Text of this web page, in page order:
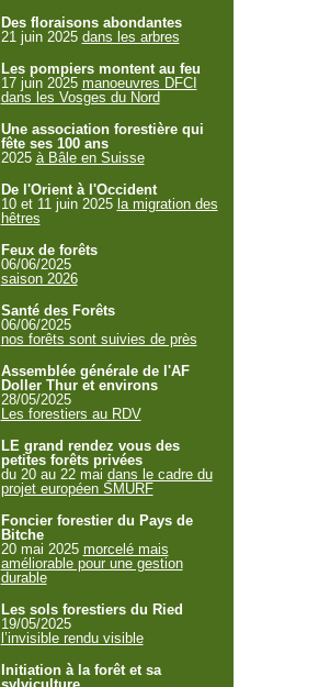
Des floraisons abondantes
21 juin 2025 dans les arbres
Les pompiers montent au feu
17 juin 2025 manoeuvres DFCI
dans les Vosges du Nord
Une association forestière qui
fête ses 100 ans
2025 à Bâle en Suisse
De l'Orient à l'Occident
10 et 11 juin 2025 la migration des
hêtres
Feux de forêts
06/06/2025
saison 2026
Santé des Forêts
06/06/2025
nos forêts sont suivies de près
Assemblée générale de l'AF
Doller Thur et environs
28/05/2025
Les forestiers au RDV
LE grand rendez vous des
petites forêts privées
du 20 au 22 mai dans le cadre du
projet européen SMURF
Foncier forestier du Pays de
Bitche
20 mai 2025 morcelé mais
améliorable pour une gestion
durable
Les sols forestiers du Ried
19/05/2025
l’invisible rendu visible
Initiation à la forêt et sa